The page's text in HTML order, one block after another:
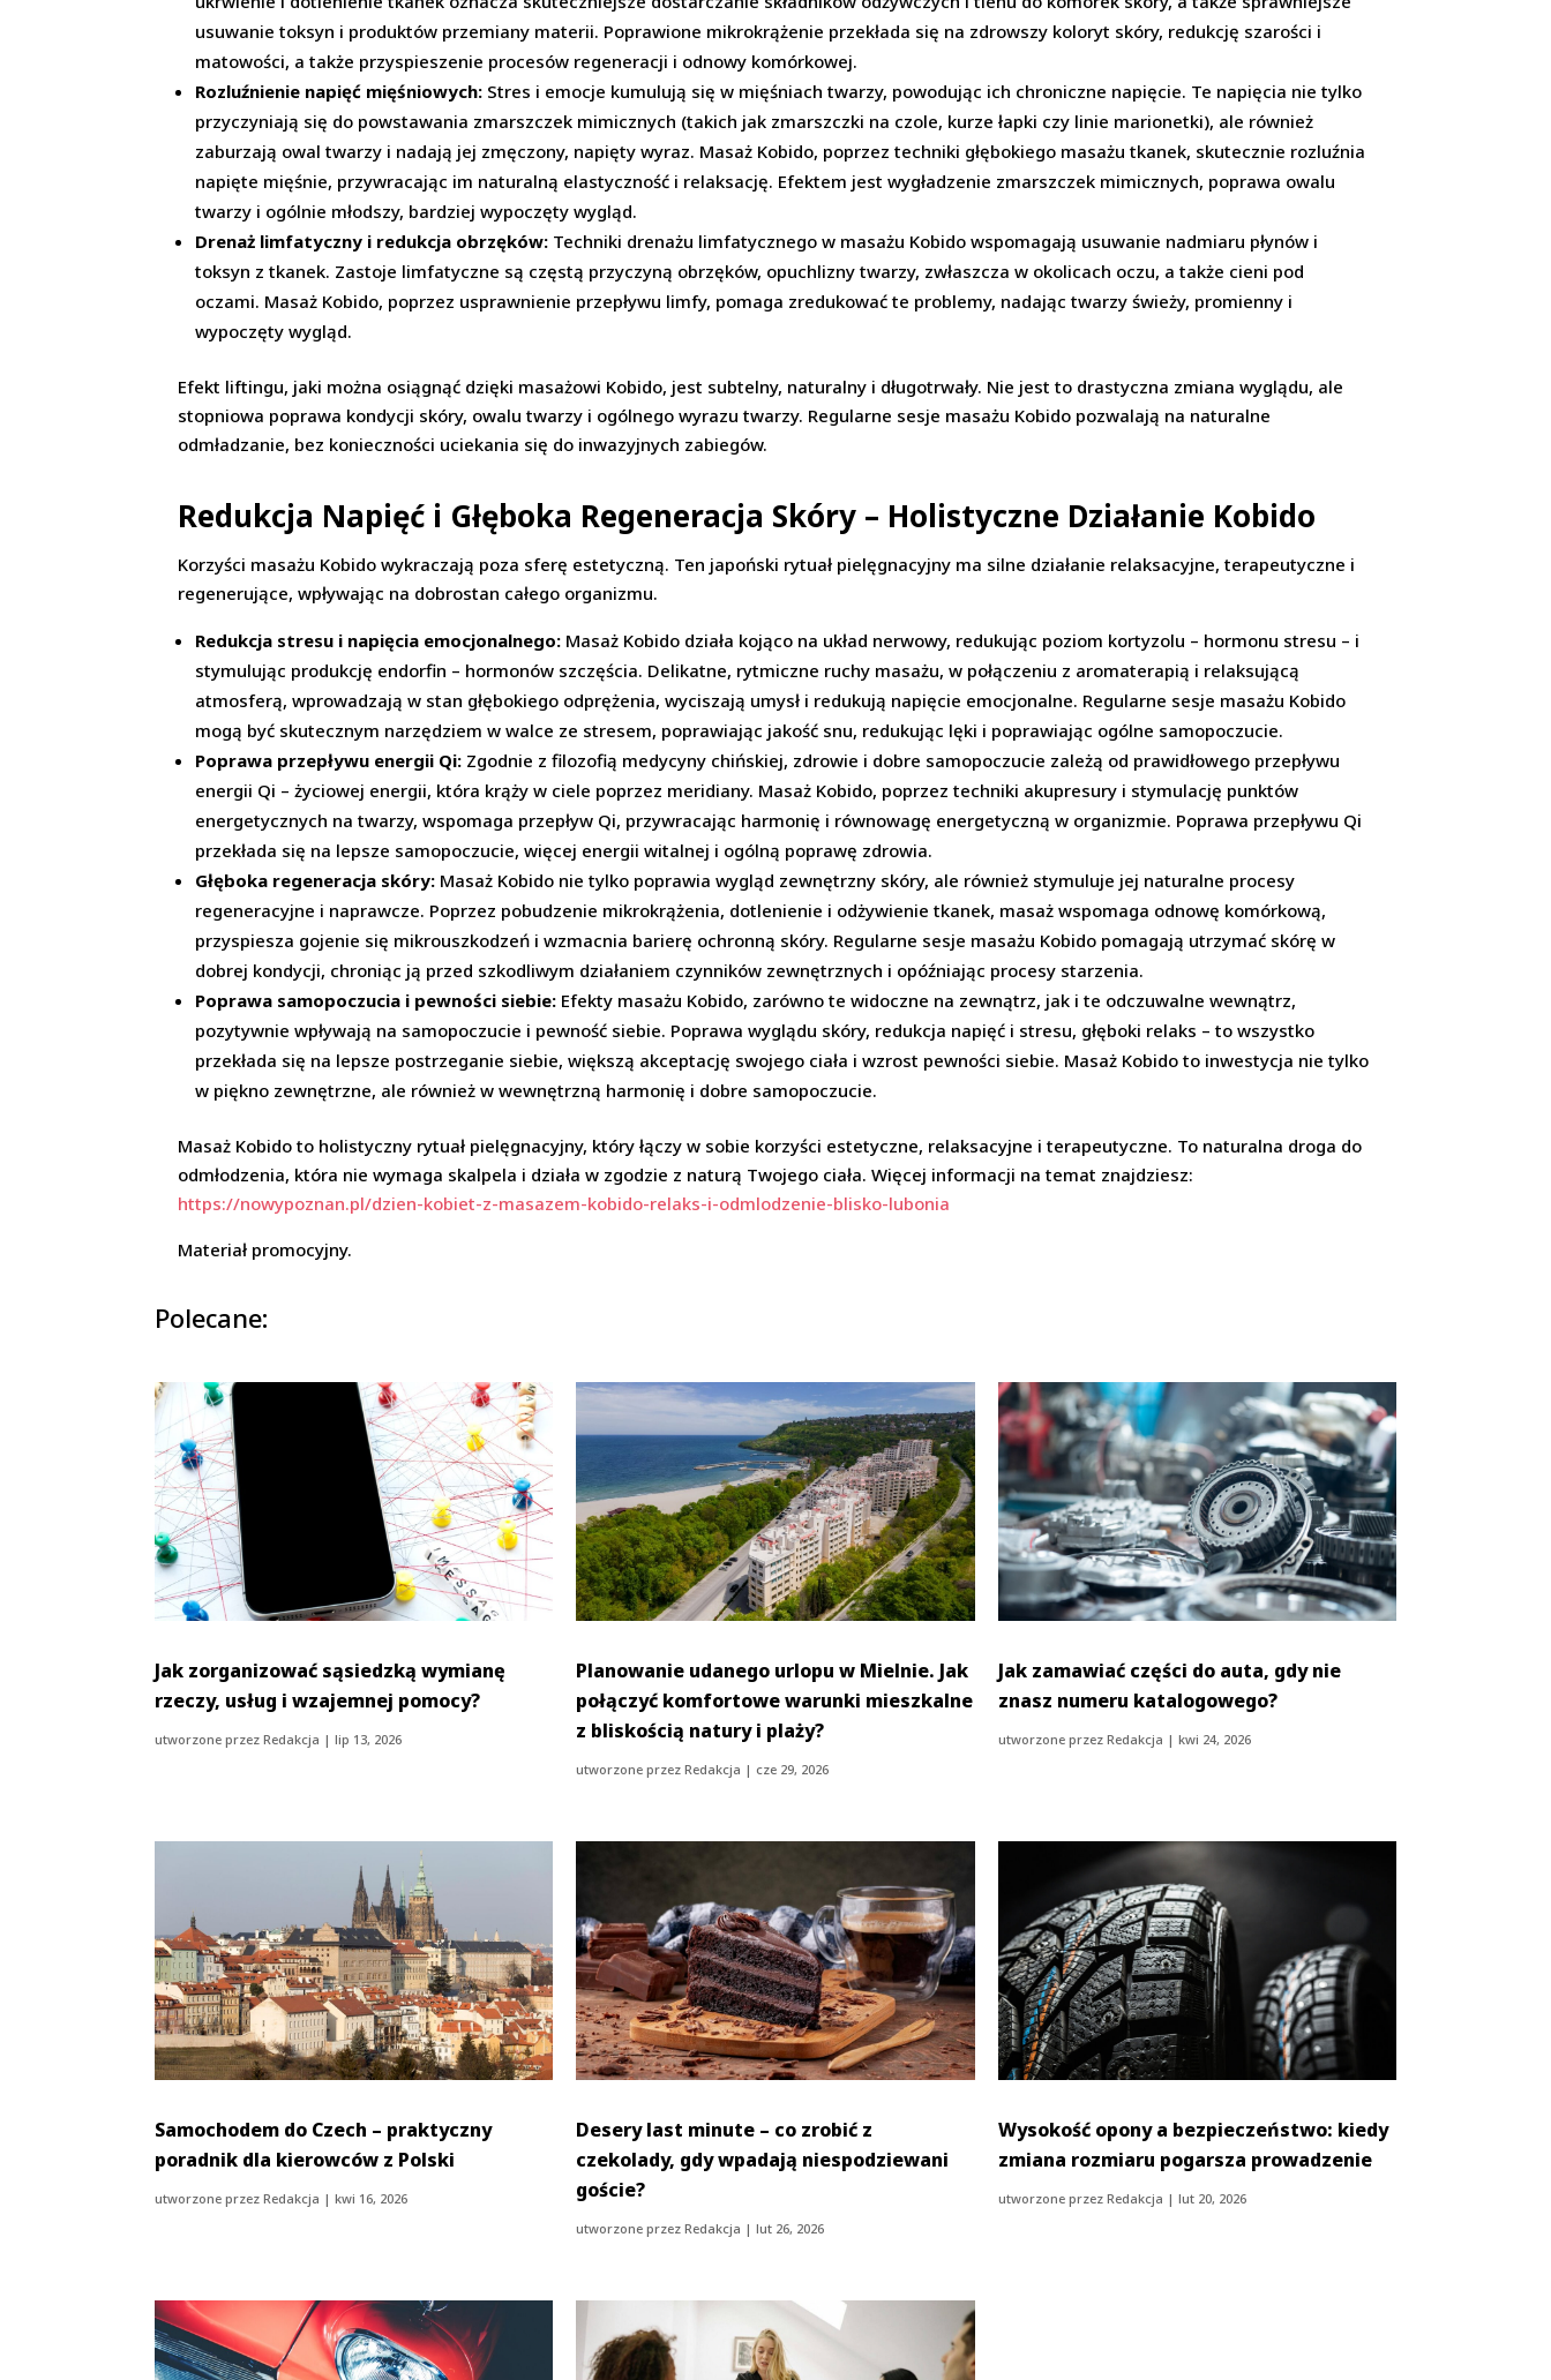
usuwanie toksyn i produktów przemiany materii. Poprawione mikrokrążenie przekłada się na zdrowszy koloryt skóry, redukcję szarości i
matowości, a także przyspieszenie procesów regeneracji i odnowy komórkowej.
Rozluźnienie napięć mięśniowych: Stres i emocje kumulują się w mięśniach twarzy, powodując ich chroniczne napięcie. Te napięcia nie tylko
przyczyniają się do powstawania zmarszczek mimicznych (takich jak zmarszczki na czole, kurze łapki czy linie marionetki), ale również
zaburzają owal twarzy i nadają jej zmęczony, napięty wyraz. Masaż Kobido, poprzez techniki głębokiego masażu tkanek, skutecznie rozluźnia
napięte mięśnie, przywracając im naturalną elastyczność i relaksację. Efektem jest wygładzenie zmarszczek mimicznych, poprawa owalu
twarzy i ogólnie młodszy, bardziej wypoczęty wygląd.
Drenaż limfatyczny i redukcja obrzęków: Techniki drenażu limfatycznego w masażu Kobido wspomagają usuwanie nadmiaru płynów i
toksyn z tkanek. Zastoje limfatyczne są częstą przyczyną obrzęków, opuchlizny twarzy, zwłaszcza w okolicach oczu, a także cieni pod
oczami. Masaż Kobido, poprzez usprawnienie przepływu limfy, pomaga zredukować te problemy, nadając twarzy świeży, promienny i
wypoczęty wygląd.
Efekt liftingu, jaki można osiągnąć dzięki masażowi Kobido, jest subtelny, naturalny i długotrwały. Nie jest to drastyczna zmiana wyglądu, ale
stopniowa poprawa kondycji skóry, owalu twarzy i ogólnego wyrazu twarzy. Regularne sesje masażu Kobido pozwalają na naturalne
odmładzanie, bez konieczności uciekania się do inwazyjnych zabiegów.
Redukcja Napięć i Głęboka Regeneracja Skóry – Holistyczne Działanie Kobido
Korzyści masażu Kobido wykraczają poza sferę estetyczną. Ten japoński rytuał pielęgnacyjny ma silne działanie relaksacyjne, terapeutyczne i
regenerujące, wpływając na dobrostan całego organizmu.
Redukcja stresu i napięcia emocjonalnego: Masaż Kobido działa kojąco na układ nerwowy, redukując poziom kortyzolu – hormonu stresu – i
stymulując produkcję endorfin – hormonów szczęścia. Delikatne, rytmiczne ruchy masażu, w połączeniu z aromaterapią i relaksującą
atmosferą, wprowadzają w stan głębokiego odprężenia, wyciszają umysł i redukują napięcie emocjonalne. Regularne sesje masażu Kobido
mogą być skutecznym narzędziem w walce ze stresem, poprawiając jakość snu, redukując lęki i poprawiając ogólne samopoczucie.
Poprawa przepływu energii Qi: Zgodnie z filozofią medycyny chińskiej, zdrowie i dobre samopoczucie zależą od prawidłowego przepływu
energii Qi – życiowej energii, która krąży w ciele poprzez meridiany. Masaż Kobido, poprzez techniki akupresury i stymulację punktów
energetycznych na twarzy, wspomaga przepływ Qi, przywracając harmonię i równowagę energetyczną w organizmie. Poprawa przepływu Qi
przekłada się na lepsze samopoczucie, więcej energii witalnej i ogólną poprawę zdrowia.
Głęboka regeneracja skóry: Masaż Kobido nie tylko poprawia wygląd zewnętrzny skóry, ale również stymuluje jej naturalne procesy
regeneracyjne i naprawcze. Poprzez pobudzenie mikrokrążenia, dotlenienie i odżywienie tkanek, masaż wspomaga odnowę komórkową,
przyspiesza gojenie się mikrouszkodzeń i wzmacnia barierę ochronną skóry. Regularne sesje masażu Kobido pomagają utrzymać skórę w
dobrej kondycji, chroniąc ją przed szkodliwym działaniem czynników zewnętrznych i opóźniając procesy starzenia.
Poprawa samopoczucia i pewności siebie: Efekty masażu Kobido, zarówno te widoczne na zewnątrz, jak i te odczuwalne wewnątrz,
pozytywnie wpływają na samopoczucie i pewność siebie. Poprawa wyglądu skóry, redukcja napięć i stresu, głęboki relaks – to wszystko
przekłada się na lepsze postrzeganie siebie, większą akceptację swojego ciała i wzrost pewności siebie. Masaż Kobido to inwestycja nie tylko
w piękno zewnętrzne, ale również w wewnętrzną harmonię i dobre samopoczucie.
Masaż Kobido to holistyczny rytuał pielęgnacyjny, który łączy w sobie korzyści estetyczne, relaksacyjne i terapeutyczne. To naturalna droga do
odmłodzenia, która nie wymaga skalpela i działa w zgodzie z naturą Twojego ciała. Więcej informacji na temat znajdziesz:
https://nowypoznan.pl/dzien-kobiet-z-masazem-kobido-relaks-i-odmlodzenie-blisko-lubonia
Materiał promocyjny.
Polecane:
Jak zorganizować sąsiedzką wymianę
rzeczy, usług i wzajemnej pomocy?
utworzone przezRedakcja |lip 13, 2026
Planowanie udanego urlopu w Mielnie. Jak
połączyć komfortowe warunki mieszkalne
z bliskością natury i plaży?
utworzone przezRedakcja | cze 29, 2026
Jak zamawiać części do auta, gdy nie
znasz numeru katalogowego?
utworzone przez Redakcja | kwi 24, 2026
Samochodem do Czech – praktyczny
poradnik dla kierowców z Polski
utworzone przezRedakcja |kwi 16, 2026
Desery last minute – co zrobić z
czekolady, gdy wpadają niespodziewani
goście?
utworzone przezRedakcja |lut 26, 2026
Wysokość opony a bezpieczeństwo: kiedy
zmiana rozmiaru pogarsza prowadzenie
utworzone przez Redakcja | lut 20, 2026